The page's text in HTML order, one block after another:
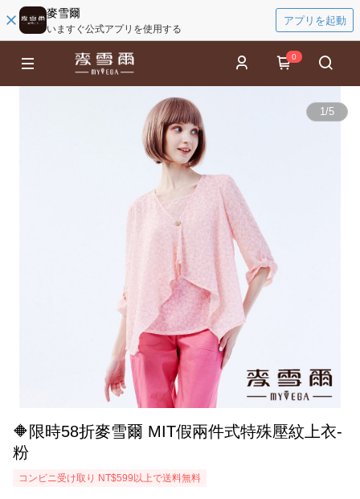
麥雪爾
いますぐ公式アプリを使用する
アプリを起動
0
1/5
🔶限時58折麥雪爾 MIT假兩件式特殊壓紋上衣-
粉
コンビニ受け取り NT$599以上で送料無料